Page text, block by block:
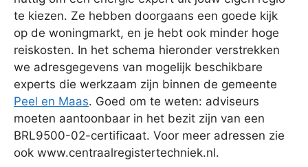
te kiezen. Ze hebben doorgaans een goede kijk
op de woningmarkt, en je hebt ook minder hoge
reiskosten. In het schema hieronder verstrekken
we adresgegevens van mogelijk beschikbare
experts die werkzaam zijn binnen de gemeente
Peel en Maas. Goed om te weten: adviseurs
moeten aantoonbaar in het bezit zijn van een
BRL9500-02-certificaat. Voor meer adressen zie
ook www.centraalregistertechniek.nl.